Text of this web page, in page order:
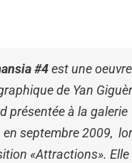
#4est une oeuvre
de Yan
présentée à la galerie
en septembre 2009,
«Attractions». Elle